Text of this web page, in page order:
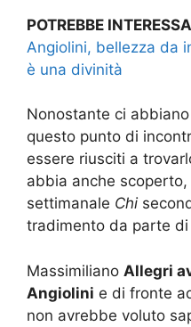
POTREBBE
Angiolini, bellezza da
è una divinità
Nonostante ci
questo punto di
essere riusciti a
abbia anche
settimanale Chi
tradimento da parte di
Massimiliano Allegri
Angiolini e di fronte
non avrebbe voluto